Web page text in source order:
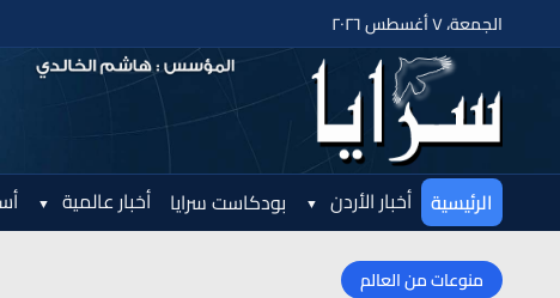
الجمعة، ٧ أغسطس ٢٠٢٦
الرئيسية أخبار الأردن بودكاست سرايا أخبار عالمية
منوعات من العالم